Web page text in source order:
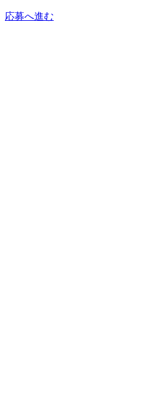
応募へ進む